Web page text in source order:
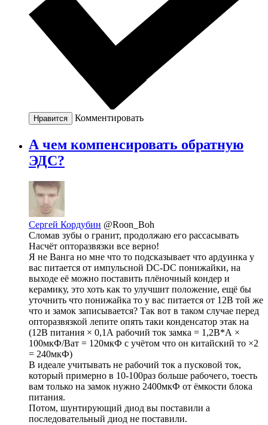
Нравится Комментировать
А чем компенсировать обратную
ЭДС?
Сергей Кордубин @Roon_Boh
Сломав зубы о гранит, продолжаю его рассасывать
Насчёт опторазвязки все верно!
Я не Ванга но мне что то подсказывает что ардуинка у
вас питается от импульсной DC-DC понижайки, на
выходе её можно поставить плёночный кондер и
керамику, это хоть как то улучшит положение, ещё бы
уточнить что понижайка то у вас питается от 12В той же
что и замок записывается? Так вот в таком случае перед
опторазвязкой лепите опять таки конденсатор этак на
(12В питания × 0,1А рабочий ток замка = 1,2В*А ×
100мкФ/Ват = 120мкФ с учётом что он китайский то ×2
= 240мкФ)
В идеале учитывать не рабочий ток а пусковой ток,
который примерно в 10-100раз больше рабочего, тоесть
вам только на замок нужно 2400мкФ от ёмкости блока
питания.
Потом, шунтирующий диод вы поставили а
последовательный диод не поставили.